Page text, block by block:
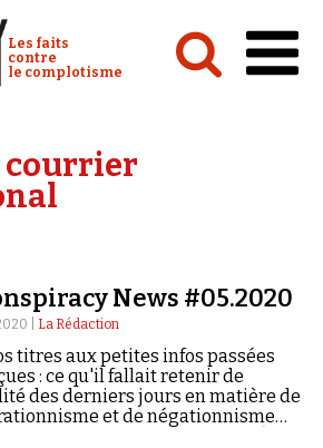
Conspiracy Watch :
Les faits
contre
le complotisme
de presse
courrier
News #05.2020
| La Rédaction
titres aux petites infos passées
: ce qu'il fallait retenir de
des derniers jours en matière de
et de négationnisme